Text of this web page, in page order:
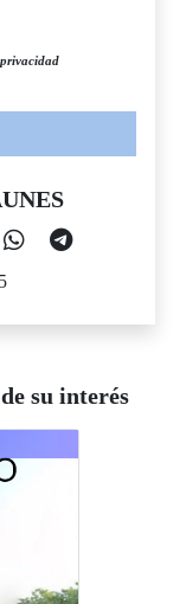
su interés